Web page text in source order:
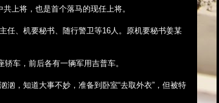
共上将，也是首个落马的现任上将。
任、机要秘书、随行警卫等16 人。原机要秘书姜某
轿车，前后各有一辆军用吉普车。
，知道大事不妙，准备到卧室“去取外衣”，但被特